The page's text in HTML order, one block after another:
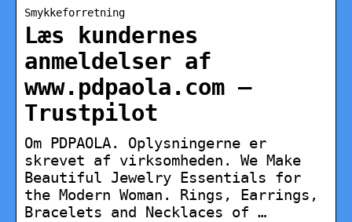
Smykkeforretning
Læs kundernes
anmeldelser af
www.pdpaola.com –
Trustpilot
Om PDPAOLA. Oplysningerne er
skrevet af virksomheden. We Make
Beautiful Jewelry Essentials for
the Modern Woman. Rings, Earrings,
Bracelets and Necklaces of …